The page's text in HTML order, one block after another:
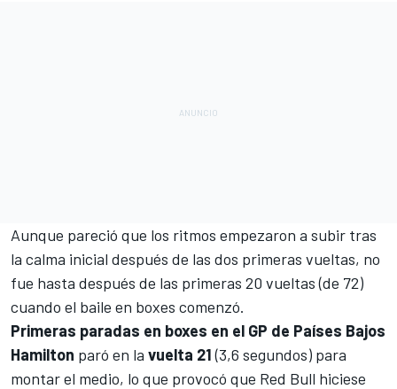
Aunque pareció que los ritmos empezaron a subir tras
la calma inicial después de las dos primeras vueltas, no
fue hasta después de las primeras 20 vueltas (de 72)
cuando el baile en boxes comenzó.
Primeras paradas en boxes en el GP de Países Bajos
Hamilton paró en la vuelta 21(3,6 segundos) para
montar el medio, lo que provocó que Red Bull hiciese